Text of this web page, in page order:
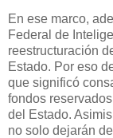
En ese marco,
Federal de
reestructuración
Estado. Por eso
que significó
fondos
del Estado.
no solo dejarán